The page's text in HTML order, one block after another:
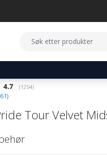
Gjennomsnittskarakter:
4.7 (stemmer:
1254)
)
Tour Velvet